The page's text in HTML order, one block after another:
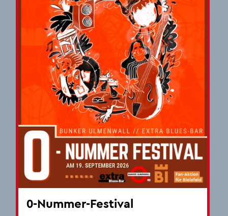
0-Num­mer-Fes­ti­val